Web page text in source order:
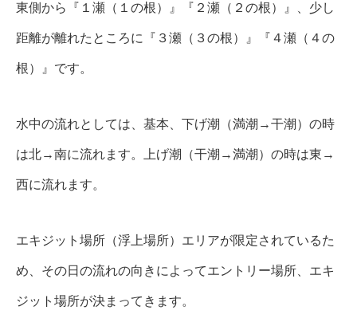
東側から『１瀬（１の根）』『２瀬（２の根）』、少し
距離が離れたところに『３瀬（３の根）』『４瀬（４の
根）』です。
水中の流れとしては、基本、下げ潮（満潮→干潮）の時
は北→南に流れます。上げ潮（干潮→満潮）の時は東→
西に流れます。
エキジット場所（浮上場所）エリアが限定されているた
め、その日の流れの向きによってエントリー場所、エキ
ジット場所が決まってきます。